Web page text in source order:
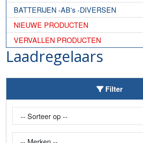
BATTERIJEN -AB's -DIVERSEN
NIEUWE PRODUCTEN
VERVALLEN PRODUCTEN
Laadregelaars
Toggle Filter
Filter